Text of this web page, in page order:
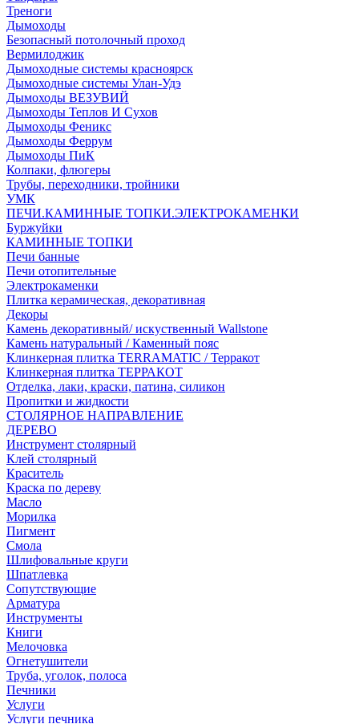
Треноги
Дымоходы
Безопасный потолочный проход
Вермилоджик
Дымоходные системы красноярск
Дымоходные системы Улан-Удэ
Дымоходы ВЕЗУВИЙ
Дымоходы Теплов И Сухов
Дымоходы Феникс
Дымоходы Феррум
Дымоходы ПиК
Колпаки, флюгеры
Трубы, переходники, тройники
УМК
ПЕЧИ.КАМИННЫЕ ТОПКИ.ЭЛЕКТРОКАМЕНКИ
Буржуйки
КАМИННЫЕ ТОПКИ
Печи банные
Печи отопительные
Электрокаменки
Плитка керамическая, декоративная
Декоры
Камень декоративный/ искуственный Wallstone
Камень натуральный / Каменный пояс
Клинкерная плитка TERRAMATIC / Терракот
Клинкерная плитка ТЕРРАКОТ
Отделка, лаки, краски, патина, силикон
Пропитки и жидкости
СТОЛЯРНОЕ НАПРАВЛЕНИЕ
ДЕРЕВО
Инструмент столярный
Клей столярный
Краситель
Краска по дереву
Масло
Морилка
Пигмент
Смола
Шлифовальные круги
Шпатлевка
Сопутствующие
Арматура
Инструменты
Книги
Мелочовка
Огнетушители
Труба, уголок, полоса
Печники
Услуги
Услуги печника